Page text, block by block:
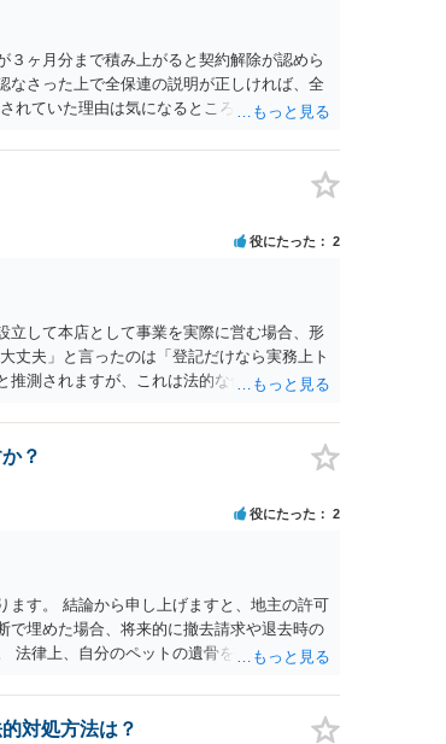
３ヶ月分まで積み上がると契約解除が認めら
なさった上で全保連の説明が正しければ、全
れていた理由は気になるところですが、中身
役にたった 2
立して本店として事業を実際に営む場合、形
丈夫」と言ったのは「登記だけなら実務上ト
推測されますが、これは法的な保証ではあり
い限り、リスクはそれほど大きくないかもし
将来の更新時に更新料の上乗せを要求した
？
役にたった 2
す。 結論から申し上げますと、地主の許可
で埋めた場合、将来的に撤去請求や退去時の
法律上、自分のペットの遺骨を埋める行為自
あります。そのため、地主に無断でお骨を埋
の善管注意義務違反とみなされる可能性が高
対処方法は？